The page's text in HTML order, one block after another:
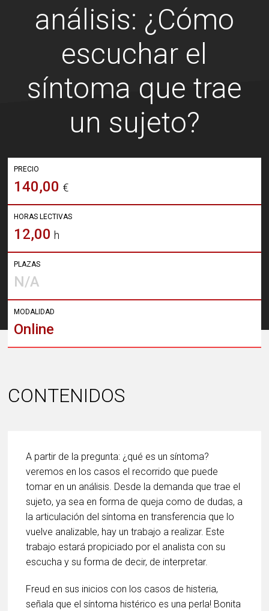
análisis: ¿Cómo
escuchar el
síntoma que trae
un sujeto?
PRECIO
140,00 €
HORAS LECTIVAS
12,00 h
PLAZAS
N/A
MODALIDAD
Online
CONTENIDOS
A partir de la pregunta: ¿qué es un síntoma?
veremos en los casos el recorrido que puede
tomar en un análisis. Desde la demanda que trae el
sujeto, ya sea en forma de queja como de dudas, a
la articulación del síntoma en transferencia que lo
vuelve analizable, hay un trabajo a realizar. Este
trabajo estará propiciado por el analista con su
escucha y su forma de decir, de interpretar.
Freud en sus inicios con los casos de histeria,
señala que el síntoma histérico es una perla! Bonita